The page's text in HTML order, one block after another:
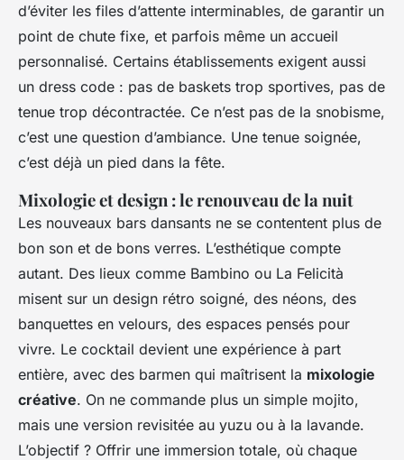
d’éviter les files d’attente interminables, de garantir un
point de chute fixe, et parfois même un accueil
personnalisé. Certains établissements exigent aussi
un dress code : pas de baskets trop sportives, pas de
tenue trop décontractée. Ce n’est pas de la snobisme,
c’est une question d’ambiance. Une tenue soignée,
c’est déjà un pied dans la fête.
Mixologie et design : le renouveau de la nuit
Les nouveaux bars dansants ne se contentent plus de
bon son et de bons verres. L’esthétique compte
autant. Des lieux comme Bambino ou La Felicità
misent sur un design rétro soigné, des néons, des
banquettes en velours, des espaces pensés pour
vivre. Le cocktail devient une expérience à part
entière, avec des barmen qui maîtrisent la mixologie
créative. On ne commande plus un simple mojito,
mais une version revisitée au yuzu ou à la lavande.
L’objectif ? Offrir une immersion totale, où chaque